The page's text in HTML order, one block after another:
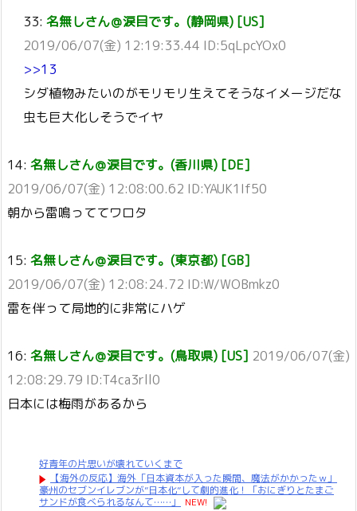
33: 名無しさん＠涙目です。(静岡県) [US]
2019/06/07(金) 12:19:33.44 ID:5qLpcYOx0
>>13
シダ植物みたいのがモリモリ生えてそうなイメージだな
虫も巨大化しそうでイヤ
14: 名無しさん＠涙目です。(香川県) [DE]
2019/06/07(金) 12:08:00.62 ID:YAUK1If50
朝から雷鳴っててワロタ
15: 名無しさん＠涙目です。(東京都) [GB]
2019/06/07(金) 12:08:24.72 ID:W/WOBmkz0
雷を伴って局地的に非常にハゲ
16: 名無しさん＠涙目です。(鳥取県) [US] 2019/06/07(金)
12:08:29.79 ID:T4ca3rll0
日本には梅雨があるから
好青年の片思いが壊れていくまで
【海外の反応】海外「日本資本が入った瞬間、魔法がかかったｗ」
豪州のセブンイレブンが”日本化”して劇的進化！「おにぎりとたまご
サンドが食べられるなんて……」
NEW!